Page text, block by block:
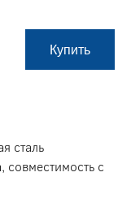
Купить
сталь
с